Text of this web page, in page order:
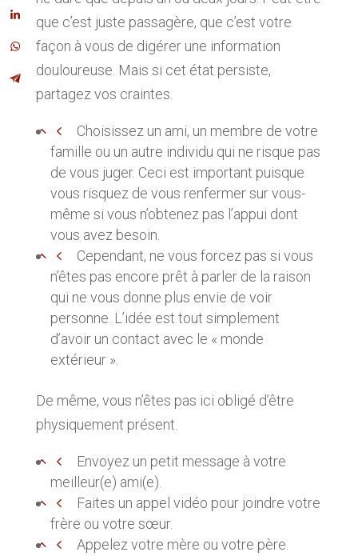
que c’est juste passagère, que c’est votre
façon à vous de digérer une information
douloureuse. Mais si cet état persiste,
partagez vos craintes.
Choisissez un ami, un membre de votre
famille ou un autre individu qui ne risque pas
de vous juger. Ceci est important puisque
vous risquez de vous renfermer sur vous-
même si vous n’obtenez pas l’appui dont
vous avez besoin.
Cependant, ne vous forcez pas si vous
n’êtes pas encore prêt à parler de la raison
qui ne vous donne plus envie de voir
personne. L’idée est tout simplement
d’avoir un contact avec le « monde
extérieur ».
De même, vous n’êtes pas ici obligé d’être
physiquement présent.
Envoyez un petit message à votre
meilleur(e) ami(e).
Faites un appel vidéo pour joindre votre
frère ou votre sœur.
Appelez votre mère ou votre père.